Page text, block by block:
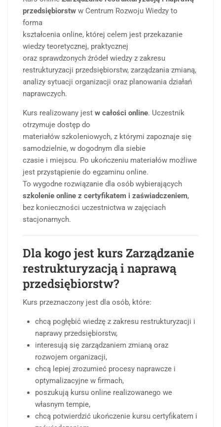
przedsiębiorstw w Centrum Rozwoju Wiedzy to
forma
kształcenia online, której celem jest przekazanie
wiedzy teoretycznej, praktycznej
oraz sprawdzonych źródeł wiedzy z zakresu
restrukturyzacji przedsiębiorstw, zarządzania zmianą,
analizy sytuacji organizacji oraz planowania działań
naprawczych.
Kurs realizowany jest w całości online. Uczestnik
otrzymuje dostęp do
materiałów szkoleniowych, z którymi zapoznaje się
samodzielnie, w dogodnym dla siebie
czasie i miejscu. Po ukończeniu materiałów możliwe
jest przystąpienie do egzaminu online.
To wygodne rozwiązanie dla osób wybierających
szkolenie online z certyfikatem i zaświadczeniem,
bez konieczności uczestnictwa w zajęciach
stacjonarnych.
Dla kogo jest kurs Zarządzanie
restrukturyzacją i naprawą
przedsiębiorstw?
Kurs przeznaczony jest dla osób, które:
chcą pogłębić wiedzę z zakresu restrukturyzacji i
naprawy przedsiębiorstw,
interesują się zarządzaniem zmianą oraz
rozwojem organizacji,
chcą lepiej zrozumieć procesy naprawcze i
optymalizacyjne w firmach,
poszukują kursu online realizowanego we
własnym tempie,
chcą potwierdzić ukończenie kursu certyfikatem i